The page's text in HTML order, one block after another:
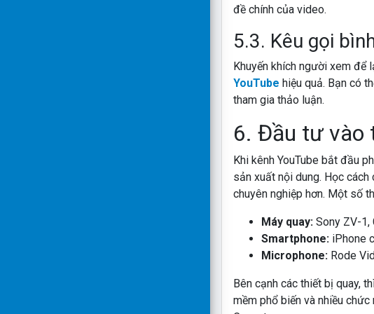
đề chính của video.
5.3. Kêu gọi
Khuyến khích người xem để
YouTube hiệu quả. Bạn có
tham gia thảo luận.
6. Đầu tư vào
Khi kênh YouTube bắt đầu
sản xuất nội dung. Học
chuyên nghiệp hơn. Một số
Máy quay: Sony ZV-1,
Smartphone: iPhone
Microphone: Rode
Bên cạnh các thiết bị quay,
mềm phổ biến và nhiều